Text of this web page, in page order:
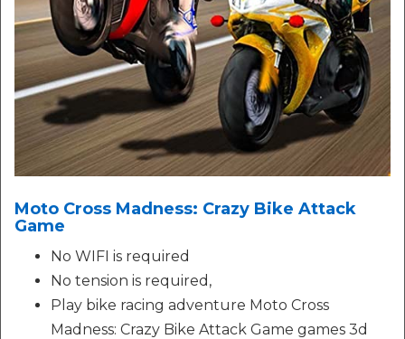
Moto Cross Madness: Crazy Bike Attack
Game
No WIFI is required
No tension is required,
Play bike racing adventure Moto Cross
Madness: Crazy Bike Attack Game games 3d